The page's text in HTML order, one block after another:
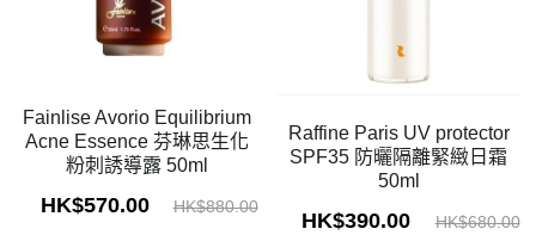
Fainlise Avorio Equilibrium
Acne Essence 芬琳思生化
粉刺誘導露 50ml
HK$570.00 HK$880.00
Raffine Paris UV protector
SPF35 防曬隔離緊緻日霜
50ml
HK$390.00 HK$680.00